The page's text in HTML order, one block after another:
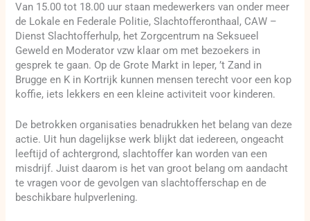
Van 15.00 tot 18.00 uur staan medewerkers van onder meer
de Lokale en Federale Politie, Slachtofferonthaal, CAW –
Dienst Slachtofferhulp, het Zorgcentrum na Seksueel
Geweld en Moderator vzw klaar om met bezoekers in
gesprek te gaan. Op de Grote Markt in Ieper, ’t Zand in
Brugge en K in Kortrijk kunnen mensen terecht voor een kop
koffie, iets lekkers en een kleine activiteit voor kinderen.
De betrokken organisaties benadrukken het belang van deze
actie. Uit hun dagelijkse werk blijkt dat iedereen, ongeacht
leeftijd of achtergrond, slachtoffer kan worden van een
misdrijf. Juist daarom is het van groot belang om aandacht
te vragen voor de gevolgen van slachtofferschap en de
beschikbare hulpverlening.